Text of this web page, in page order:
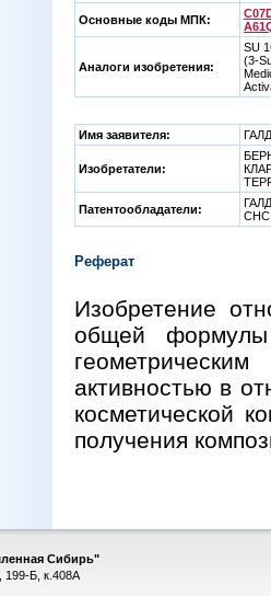
Основные коды МПК:
Аналоги изобретения:
SU
(3-
Имя заявителя:
Изобретатели:
Патентообладатели:
СНС
Реферат
Изобретение
общей
активностью в
косметической
получения
Сибирь"
199-Б, к.408А